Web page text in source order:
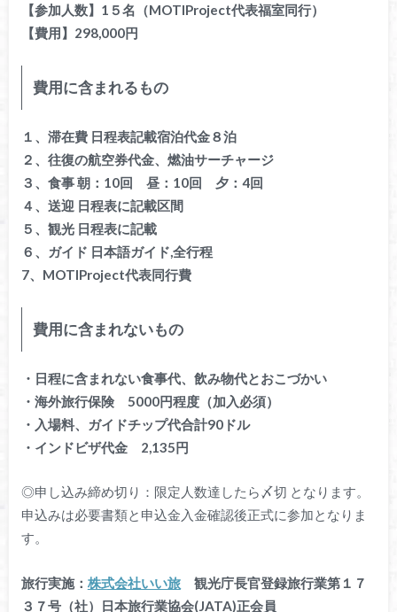
【参加人数】1５名（MOTIProject代表福室同行）
【費用】298,000円
費用に含まれるもの
１、滞在費 日程表記載宿泊代金８泊
２、往復の航空券代金、燃油サーチャージ
３、食事 朝：10回 昼：10回 夕：4回
４、送迎 日程表に記載区間
５、観光 日程表に記載
６、ガイド 日本語ガイド,全行程
7、MOTIProject代表同行費
費用に含まれないもの
・日程に含まれない食事代、飲み物代とおこづかい
・海外旅行保険 5000円程度（加入必須）
・入場料、ガイドチップ代合計90ドル
・インドビザ代金 2,135円
◎申し込み締め切り：限定人数達したら〆切 となります。
申込みは必要書類と申込金入金確認後正式に参加となりま
す。
旅行実施： 株式会社いい旅観光庁長官登録旅行業第１７
３７号（社）日本旅行業協会(JATA)正会員